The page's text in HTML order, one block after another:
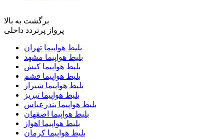
پرواز پرتردد داخلی
بلیط هواپیما تهران
بلیط هواپیما مشهد
بلیط هواپیما کیش
بلیط هواپیما قشم
بلیط هواپیما شیراز
بلیط هواپیما تبریز
بلیط هواپیما بندرعباس
بلیط هواپیما اصفهان
بلیط هواپیما اهواز
بلیط هواپیما کرمان